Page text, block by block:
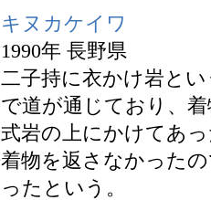
キヌカケイワ
1990年 長野県
二子持に衣かけ岩と
で道が通じており、
式岩の上にかけてあ
着物を返さなかった
ったという。